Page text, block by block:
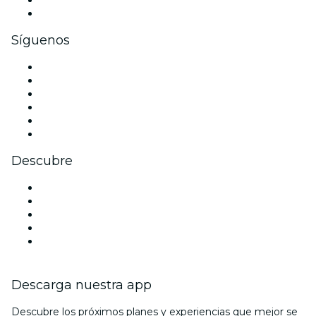
Síguenos
Descubre
Descarga nuestra app
Descubre los próximos planes y experiencias que mejor se